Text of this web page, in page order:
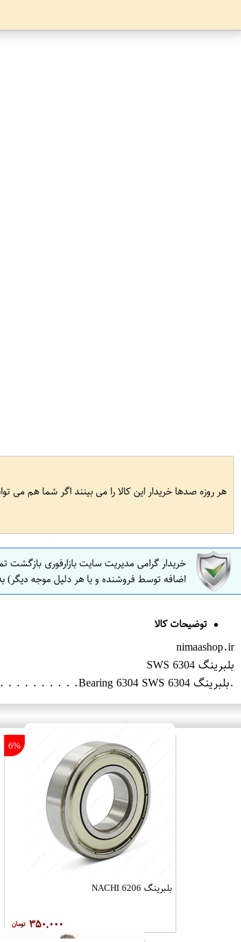
هر روزه صدها خریدار این کالا را می بینند اگر شما هم می
خریدار گرامی مدیریت سایت بازارفوری
اضافه توسط فروشنده و یا هر دلیل موجه دیگر)
توضیحات کالا
nimaashop.ir
بلبرینگ 6304 SWS
.بلبرینگ 6304 SWS . . . . . . . . . .Bearing 6304 SWS
6%
بلبرینگ 6206 NACHI
۳۵۰,۰۰۰